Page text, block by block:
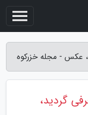
گردید،